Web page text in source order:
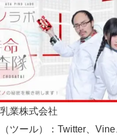
業株式会社
ツール）：Twitter、